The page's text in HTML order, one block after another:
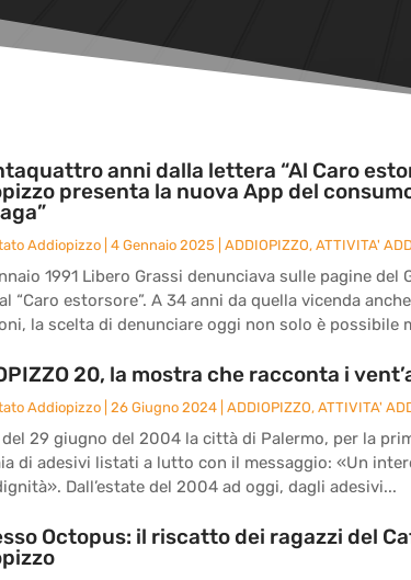
anni dalla lettera “Al Caro
presenta la nuova App del
Addiopizzo 4 Gennaio 2025 ADDIOPIZZO, ATTIVITA'
1991 Libero Grassi denunciava sulle pagine
“Caro estorsore”. A 34 anni da quella vicenda
la scelta di denunciare oggi non solo è possibile
20, la mostra che racconta i
Addiopizzo 26 Giugno 2024 ADDIOPIZZO, ATTIVITA'
del 29 giugno del 2004 la città di Palermo, per la
di adesivi listati a lutto con il messaggio: «Un
Dall’estate del 2004 ad oggi, dagli adesivi...
Octopus: il riscatto dei ragazzi del